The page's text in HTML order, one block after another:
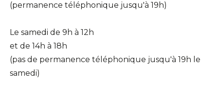
(permanence téléphonique jusqu'à 19h)
Le samedi de 9h à 12h
et de 14h à 18h
(pas de permanence téléphonique jusqu'à 19h le
samedi)